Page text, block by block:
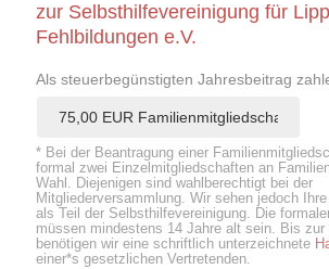
zur Selbsthilfevereinigung für
Fehlbildungen e.V.
Als steuerbegünstigten Jahresbeitrag
* Bei der Beantragung einer
formal zwei Einzelmitgliedschaften an
Wahl. Diejenigen sind wahlberechtigt bei der
Mitgliederversammlung. Wir sehen jedoch
als Teil der Selbsthilfevereinigung. Die
müssen mindestens 14 Jahre alt sein. Bis zur
benötigen wir eine schriftlich unterzeichnete
einer*s gesetzlichen Vertretenden.